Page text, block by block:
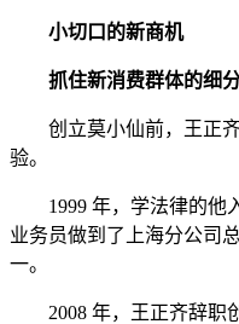
小切口的新商机
抓住新消费群体的细
创立莫小仙前，王正
验。
1999 年，学法律的他
业务员做到了上海分公司
一。
2008 年，王正齐辞职